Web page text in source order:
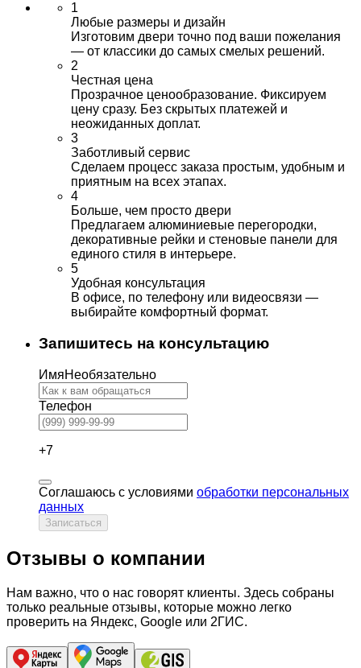
1
Любые размеры и дизайн
Изготовим двери точно под ваши пожелания
— от классики до самых смелых решений.
2
Честная цена
Прозрачное ценообразование. Фиксируем
цену сразу. Без скрытых платежей и
неожиданных доплат.
3
Заботливый сервис
Сделаем процесс заказа простым, удобным и
приятным на всех этапах.
4
Больше, чем просто двери
Предлагаем алюминиевые перегородки,
декоративные рейки и стеновые панели для
единого стиля в интерьере.
5
Удобная консультация
В офисе, по телефону или видеосвязи —
выбирайте комфортный формат.
Запишитесь на консультацию
ИмяНеобязательно
Телефон
+7
Соглашаюсь с условиями обработки персональных
данных
Записаться
Отзывы о компании
Нам важно, что о нас говорят клиенты. Здесь собраны
только реальные отзывы, которые можно легко
проверить на Яндекс, Google или 2ГИС.